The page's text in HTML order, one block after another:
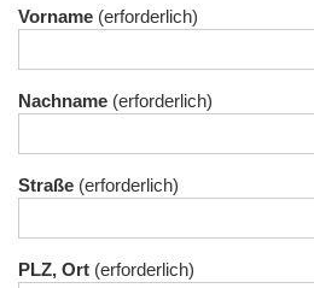
Vorname
Nachname
Straße
PLZ, Ort